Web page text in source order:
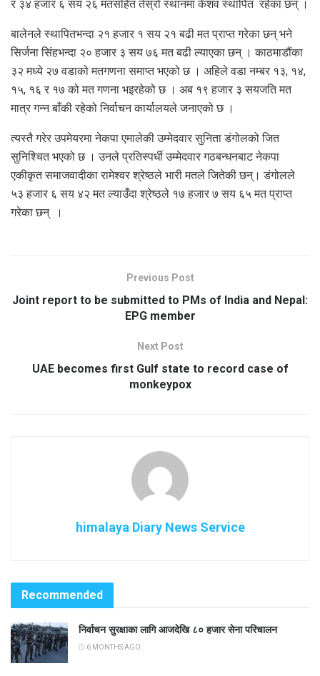
र ३४ हजार ६ सय २६ मतसहित तेस्रो स्थानमा केशव स्थापित रहेका छन् ।
बालेनले स्थापितभन्दा २१ हजार १ सय २१ बढी मत प्राप्त गरेका छन् भने
सिर्जना सिंहभन्दा २० हजार ३ सय ७६ मत बढी ल्याएका छन् । काठमाडौंका
३२ मध्ये २७ वडाको मतगणना समाप्त भएको छ । अहिले वडा नम्बर १३, १४,
१५, १६ र १७ को मत गणना भइरहेको छ । अब १९ हजार ३ सयजति मत
मात्र गन्न बाँकी रहेको निर्वाचन कार्यालयले जनाएको छ ।
त्यस्तै गरेर उपमेयरमा नेकपा एमालेकी उम्मेदवार सुनिता डंगोलको जित
सुनिश्चित भएको छ । उनले प्रतिस्पर्धी उम्मेदवार गठबन्धनबाट नेकपा
एकीकृत समाजवादीका रामेश्वर श्रेष्ठले भारी मतले जितेकी छन्। डंगोलले
५३ हजार ६ सय ४२ मत ल्याउँदा श्रेष्ठले १७ हजार ७ सय ६५ मत प्राप्त
गरेका छन् ।
Previous Post
Joint report to be submitted to PMs of India and Nepal:
EPG member
Next Post
UAE becomes first Gulf state to record case of
monkeypox
himalaya Diary News Service
Recommended
निर्वाचन सुरक्षाका लागि आजदेखि ८० हजार सेना परिचालन
6 MONTHS AGO